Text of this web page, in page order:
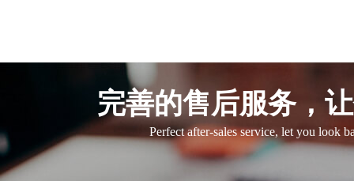
完善的售后服务，
Perfect after-sales service, let you look